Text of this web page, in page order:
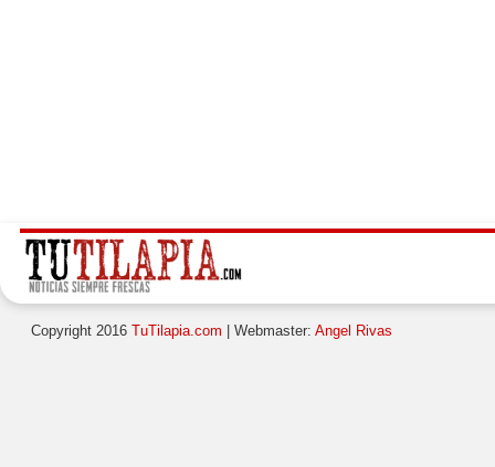
Copyright 2016 TuTilapia.com | Webmaster: Angel Rivas